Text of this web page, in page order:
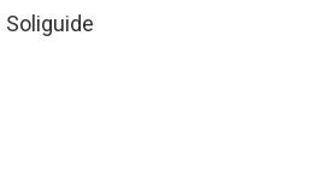
Soliguide